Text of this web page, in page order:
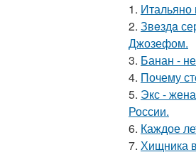
1. Итальяно
2. Звeздa
Джозефом.
3. Банан -
4. Почему
5. Экс -
России.
6. Каждое
7. Хищника